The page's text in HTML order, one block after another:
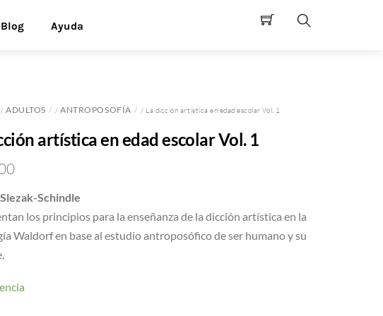
Blog Ayuda
/ADULTOS /ANTROPOSOFÍA / La dicción artística en edad escolar Vol. 1
artística en edad escolar Vol. 1
Schindle
los principios para la enseñanza de la dicción artística en la
Waldorf en base al estudio antroposófico de ser humano y su